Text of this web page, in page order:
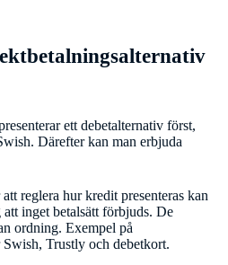
ett debetalternativ först,
Därefter kan man erbjuda
reglera hur kredit presenteras kan
inget betalsätt förbjuds. De
ordning. Exempel på
Trustly och debetkort.